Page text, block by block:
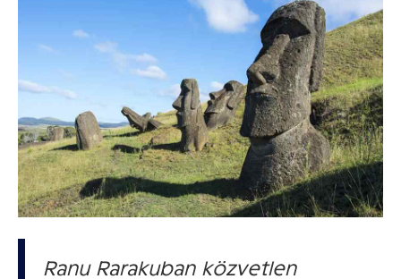
Ranu Rarakuban közvetlen